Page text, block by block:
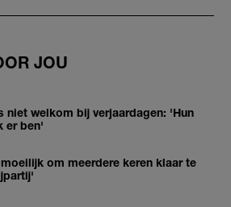
JOU
niet welkom bij verjaardagen: 'Hun
er ben'
om meerdere keren klaar te